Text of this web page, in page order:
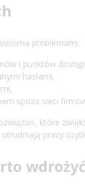
problemami:
i punktów
hasłami,
spoza sieci
które
pracy